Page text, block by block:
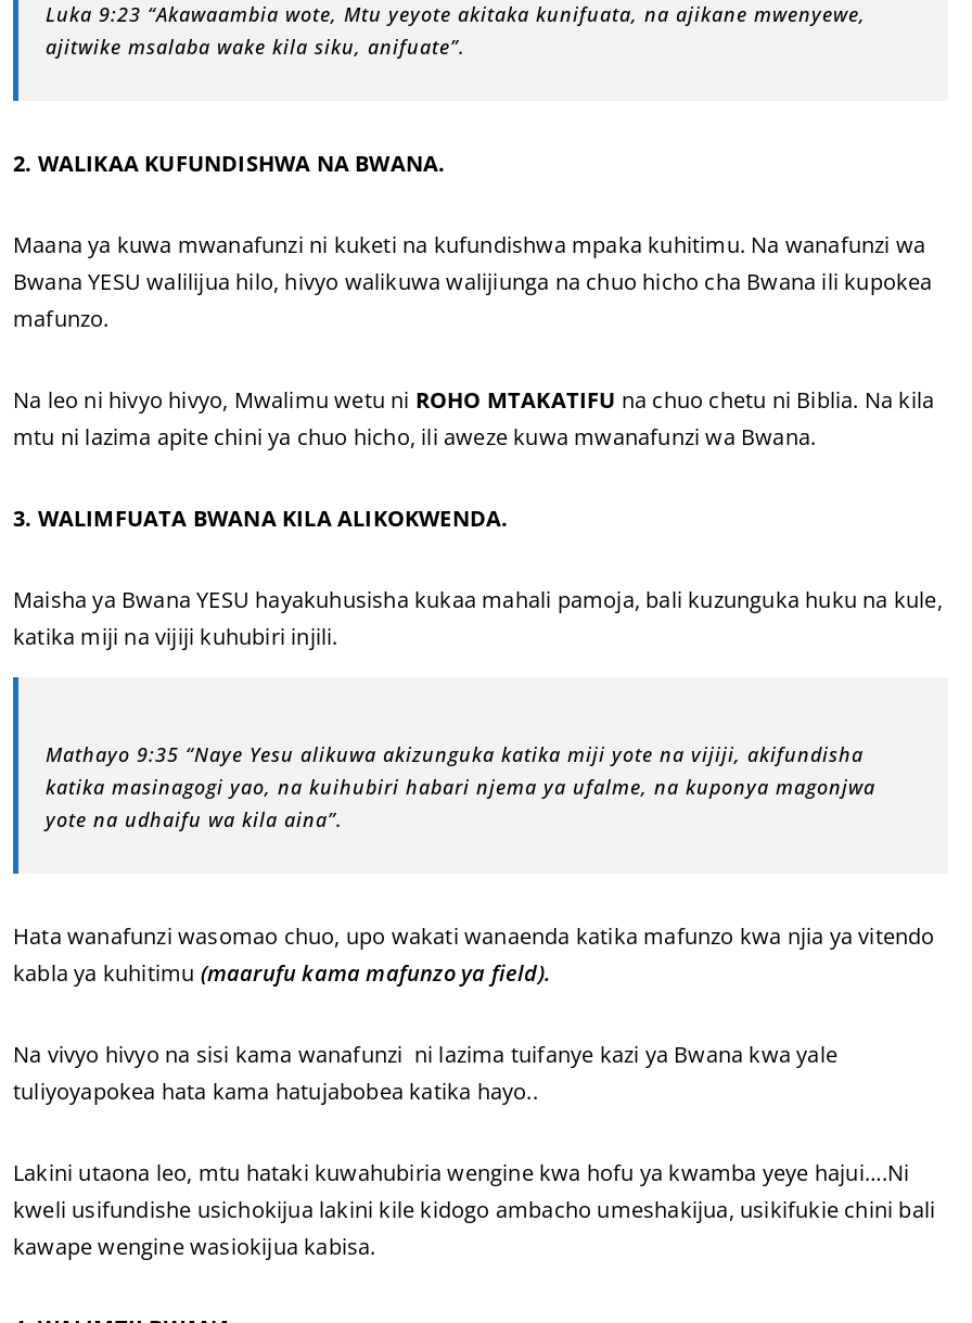
Luka 9:23 “Akawaambia wote, Mtu yeyote akitaka kunifuata, na ajikane mwenyewe,
ajitwike msalaba wake kila siku, anifuate”.
2. WALIKAA KUFUNDISHWA NA BWANA.
Maana ya kuwa mwanafunzi ni kuketi na kufundishwa mpaka kuhitimu. Na wanafunzi wa
Bwana YESU walilijua hilo, hivyo walikuwa walijiunga na chuo hicho cha Bwana ili kupokea
mafunzo.
Na leo ni hivyo hivyo, Mwalimu wetu ni ROHO MTAKATIFU na chuo chetu ni Biblia. Na kila
mtu ni lazima apite chini ya chuo hicho, ili aweze kuwa mwanafunzi wa Bwana.
3. WALIMFUATA BWANA KILA ALIKOKWENDA.
Maisha ya Bwana YESU hayakuhusisha kukaa mahali pamoja, bali kuzunguka huku na kule,
katika miji na vijiji kuhubiri injili.
Mathayo 9:35 “Naye Yesu alikuwa akizunguka katika miji yote na vijiji, akifundisha
katika masinagogi yao, na kuihubiri habari njema ya ufalme, na kuponya magonjwa
yote na udhaifu wa kila aina”.
Hata wanafunzi wasomao chuo, upo wakati wanaenda katika mafunzo kwa njia ya vitendo
kabla ya kuhitimu (maarufu kama mafunzo ya field).
Na vivyo hivyo na sisi kama wanafunzi ni lazima tuifanye kazi ya Bwana kwa yale
tuliyoyapokea hata kama hatujabobea katika hayo..
Lakini utaona leo, mtu hataki kuwahubiria wengine kwa hofu ya kwamba yeye hajui….Ni
kweli usifundishe usichokijua lakini kile kidogo ambacho umeshakijua, usikifukie chini bali
kawape wengine wasiokijua kabisa.